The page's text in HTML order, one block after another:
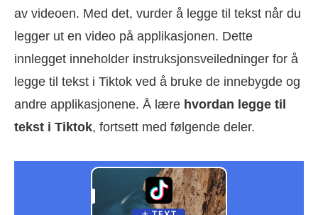
av videoen. Med det, vurder å legge til tekst når du
legger ut en video på applikasjonen. Dette
innlegget inneholder instruksjonsveiledninger for å
legge til tekst i Tiktok ved å bruke de innebygde og
andre applikasjonene. Å lære hvordan legge til
tekst i Tiktok, fortsett med følgende deler.